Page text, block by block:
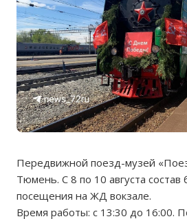
Передвижной поезд-музей
Тюмень. С 8 по 10 августа состав
посещения на ЖД вокзале.
Время работы: с 13:30 до 16:00.